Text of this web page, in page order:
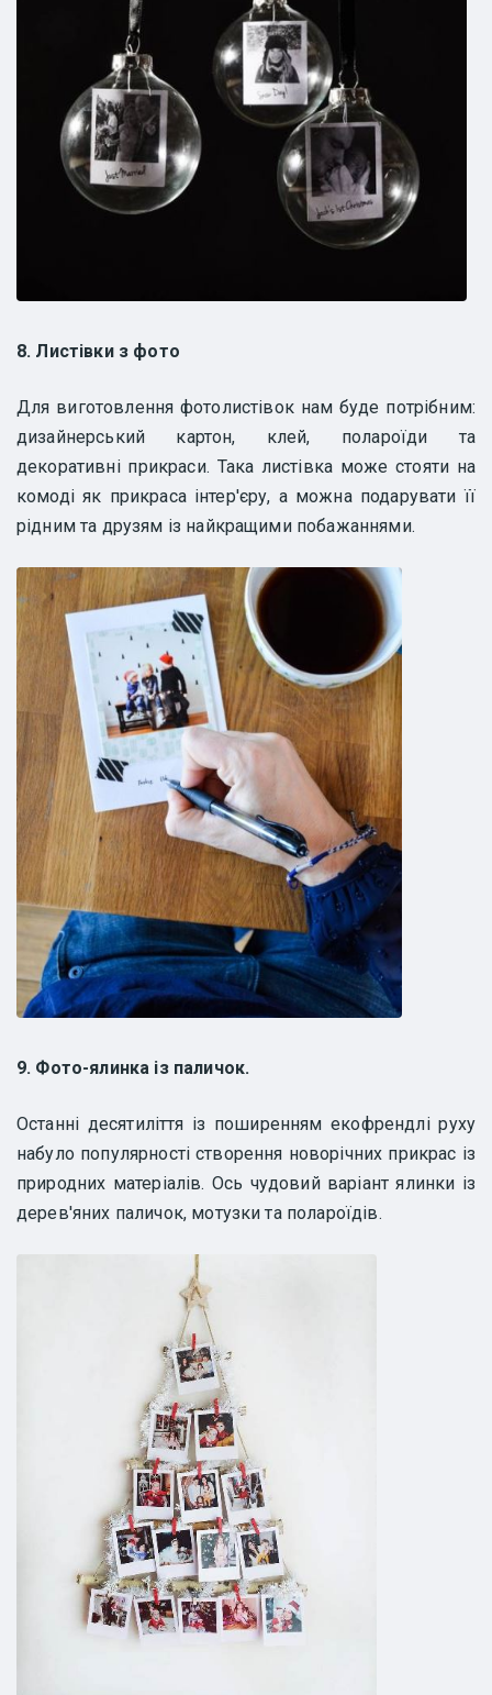
8. Листівки з фото
Для виготовлення фотолистівок нам буде потрібним:
дизайнерський картон, клей, полароїди та
декоративні прикраси. Така листівка може стояти на
комоді як прикраса інтер'єру, а можна подарувати її
рідним та друзям із найкращими побажаннями.
9. Фото-ялинка із паличок.
Останні десятиліття із поширенням екофрендлі руху
набуло популярності створення новорічних прикрас із
природних матеріалів. Ось чудовий варіант ялинки із
дерев'яних паличок, мотузки та полароїдів.